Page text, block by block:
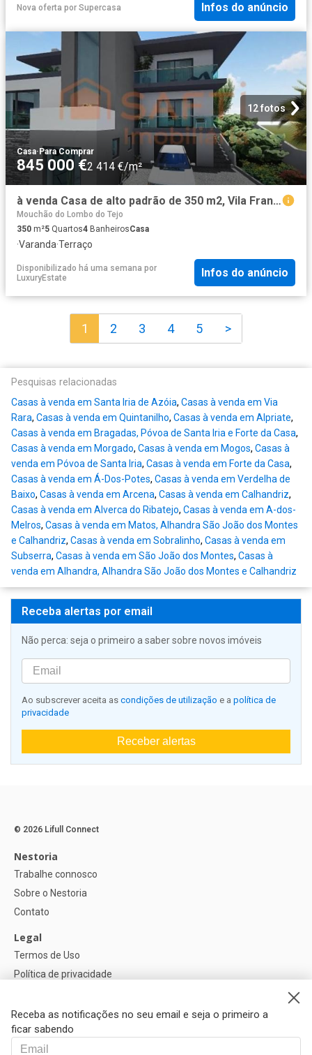
Nova oferta por Supercasa Infos do anúncio
12 fotos
Casa·Para Comprar
845 000 €2 414 €/m²
à venda Casa de alto padrão de 350 m2, Vila Franca de Xira, Lisboa
Mouchão do Lombo do Tejo
350 m²5 Quartos4 BanheirosCasa
·Varanda·Terraço
Disponibilizado há uma semana por
LuxuryEstate
Infos do anúncio
1 2 3 4 5 >
Pesquisas relacionadas
Casas à venda em Santa Iria de Azóia, Casas à venda em Via
Rara, Casas à venda em Quintanilho, Casas à venda em Alpriate,
Casas à venda em Bragadas, Póvoa de Santa Iria e Forte da Casa,
Casas à venda em Morgado, Casas à venda em Mogos, Casas à
venda em Póvoa de Santa Iria, Casas à venda em Forte da Casa,
Casas à venda em Á-Dos-Potes, Casas à venda em Verdelha de
Baixo, Casas à venda em Arcena, Casas à venda em Calhandriz,
Casas à venda em Alverca do Ribatejo, Casas à venda em A-dos-
Melros, Casas à venda em Matos, Alhandra São João dos Montes
e Calhandriz, Casas à venda em Sobralinho, Casas à venda em
Subserra, Casas à venda em São João dos Montes, Casas à
venda em Alhandra, Alhandra São João dos Montes e Calhandriz
Receba alertas por email
Não perca: seja o primeiro a saber sobre novos imóveis
Ao subscrever aceita as condições de utilização e a política de
privacidade
Receber alertas
Receba as notificações no seu email e seja o primeiro a
ficar sabendo
© 2026 Lifull Connect
Nestoria
Trabalhe connosco
Sobre o Nestoria
Contato
Legal
Termos de Uso
Política de privacidade
Configurações de cookies
Ajuda